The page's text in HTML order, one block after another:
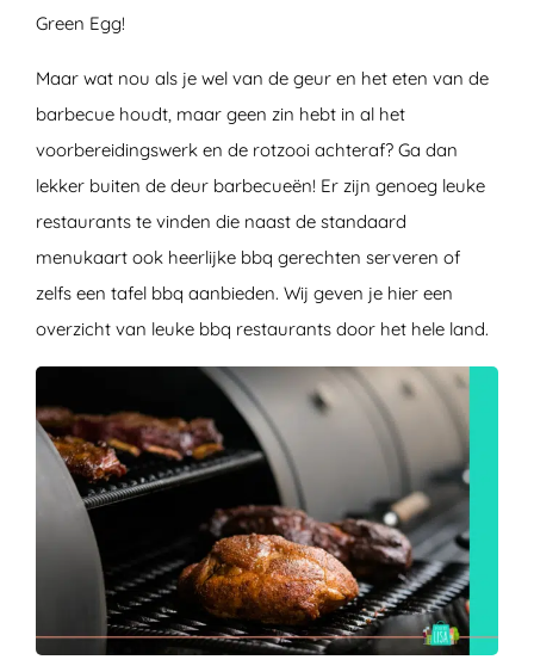
Green Egg!
Maar wat nou als je wel van de geur en het eten van de
barbecue houdt, maar geen zin hebt in al het
voorbereidingswerk en de rotzooi achteraf? Ga dan
lekker buiten de deur barbecueën! Er zijn genoeg leuke
restaurants te vinden die naast de standaard
menukaart ook heerlijke bbq gerechten serveren of
zelfs een tafel bbq aanbieden. Wij geven je hier een
overzicht van leuke bbq restaurants door het hele land.